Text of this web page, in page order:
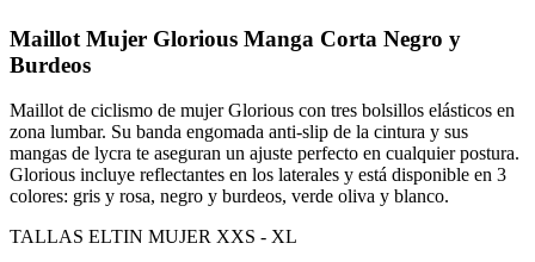
Maillot Mujer Glorious Manga Corta Negro y
Burdeos
Maillot de ciclismo de mujer Glorious con tres bolsillos elásticos en
zona lumbar. Su banda engomada anti-slip de la cintura y sus
mangas de lycra te aseguran un ajuste perfecto en cualquier postura.
Glorious incluye reflectantes en los laterales y está disponible en 3
colores: gris y rosa, negro y burdeos, verde oliva y blanco.
TALLAS ELTIN MUJER XXS - XL